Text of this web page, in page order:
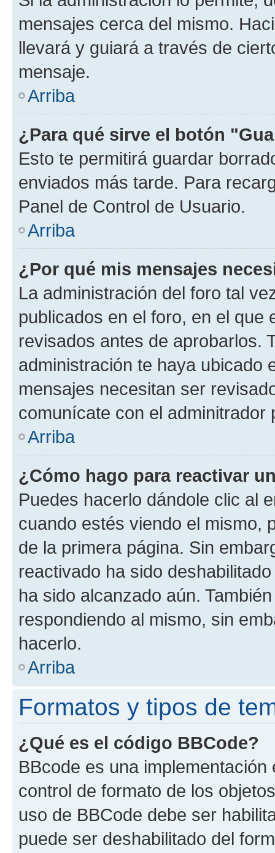
mensajes cerca del mismo.
llevará y guiará a través de
mensaje.
Arriba
¿Para qué sirve el botón
Esto te permitirá guardar
enviados más tarde. Para
Panel de Control de Usuario.
Arriba
¿Por qué mis mensajes
La administración del foro tal
publicados en el foro, en el
revisados antes de aprobarlos.
administración te haya ubicado
mensajes necesitan ser
comunícate con el
Arriba
¿Cómo hago para reactivar
Puedes hacerlo dándole clic al
cuando estés viendo el mismo,
de la primera página. Sin
reactivado ha sido
ha sido alcanzado aún.
respondiendo al mismo, sin
hacerlo.
Arriba
Formatos y tipos de
¿Qué es el código BBCode?
BBcode es una
control de formato de los
uso de BBCode debe ser
puede ser deshabilitado del